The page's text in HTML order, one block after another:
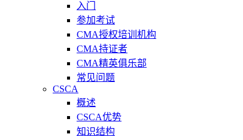
入门
参加考试
CMA授权培训机构
CMA持证者
CMA精英俱乐部
常见问题
CSCA
概述
CSCA优势
知识结构